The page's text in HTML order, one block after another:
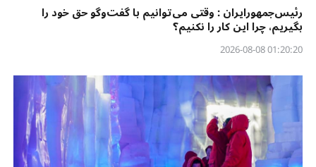
رئیس‌جمهورایران : وقتی می‌توانیم با گفت‌وگو حق خود را
بگیریم، چرا این کار را نکنیم؟
01:20:20 2026-08-08